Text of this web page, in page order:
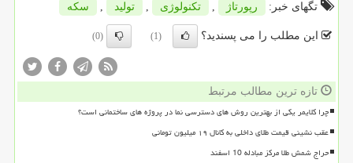
تگهای خبر:
رپورتاژ , تكنولوژی , تولید , سكه
این مطلب را می پسندید؟ (1)
(0)
تازه ترین مطالب مرتبط
چرا کلایمر یکی از بهترین روش های دسترسی نما در پروژه های ساختمانی است؟
عقب نشینی قیمت طلای داخلی به کانال ۱۹ میلیون تومانی
حراج شمش طلا مرکز مبادله 10 اسفند